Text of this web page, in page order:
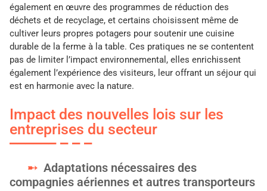
également en œuvre des programmes de réduction des
déchets et de recyclage, et certains choisissent même de
cultiver leurs propres potagers pour soutenir une cuisine
durable de la ferme à la table. Ces pratiques ne se contentent
pas de limiter l’impact environnemental, elles enrichissent
également l’expérience des visiteurs, leur offrant un séjour qui
est en harmonie avec la nature.
Impact des nouvelles lois sur les
entreprises du secteur
Adaptations nécessaires des
compagnies aériennes et autres transporteurs